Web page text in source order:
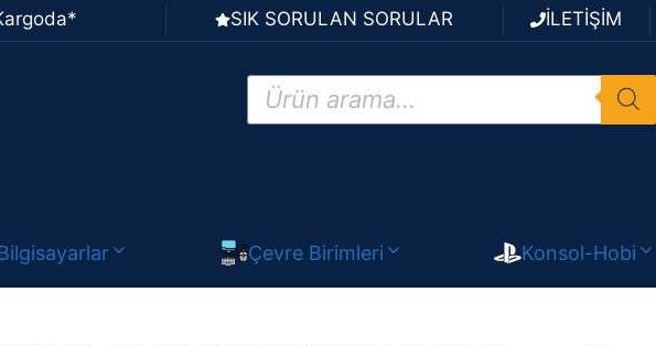
SIK SORULAN SORULAR İLETİŞİM
Products
search
Çevre Birimleri Konsol-Hobi